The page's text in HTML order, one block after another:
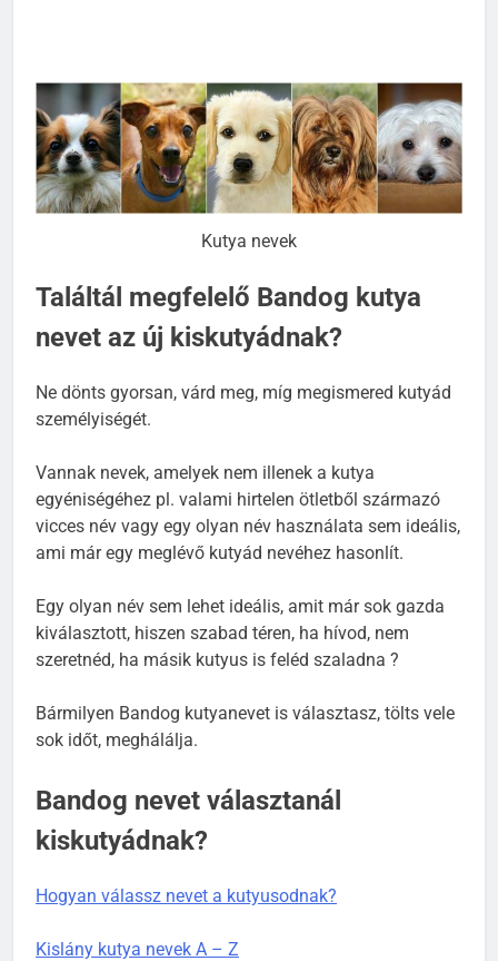
Kutya nevek
Találtál megfelelő Bandog kutya
nevet az új kiskutyádnak?
Ne dönts gyorsan, várd meg, míg megismered kutyád
személyiségét.
Vannak nevek, amelyek nem illenek a kutya
egyéniségéhez pl. valami hirtelen ötletből származó
vicces név vagy egy olyan név használata sem ideális,
ami már egy meglévő kutyád nevéhez hasonlít.
Egy olyan név sem lehet ideális, amit már sok gazda
kiválasztott, hiszen szabad téren, ha hívod, nem
szeretnéd, ha másik kutyus is feléd szaladna ?
Bármilyen Bandog kutyanevet is választasz, tölts vele
sok időt, meghálálja.
Bandog nevet választanál
kiskutyádnak?
Hogyan válassz nevet a kutyusodnak?
Kislány kutya nevek A – Z